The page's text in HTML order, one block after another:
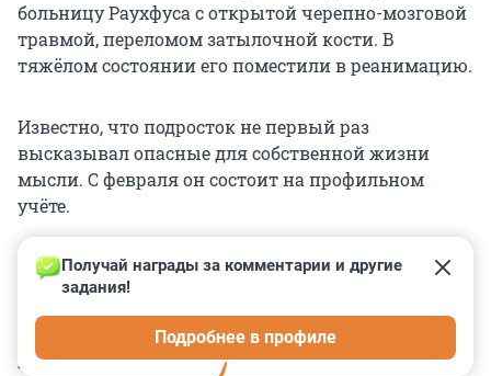
больницу Раухфуса с открытой черепно-мозговой
травмой, переломом затылочной кости. В
тяжёлом состоянии его поместили в реанимацию.
Известно, что подросток не первый раз
высказывал опасные для собственной жизни
мысли. С февраля он состоит на профильном
учёте.
КОММЕНТАРИИ 2
Получай награды за комментарии и другие
задания!
Подробнее в профиле